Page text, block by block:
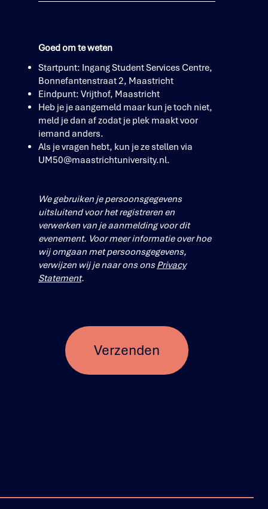
Goed om te weten
Startpunt: Ingang Student Services Centre,
Bonnefantenstraat 2, Maastricht
Eindpunt: Vrijthof, Maastricht
Heb je je aangemeld maar kun je toch niet,
meld je dan af zodat je plek maakt voor
iemand anders.
Als je vragen hebt, kun je ze stellen via
UM50@maastrichtuniversity.nl.
We gebruiken je persoonsgegevens
uitsluitend voor het registreren en
verwerken van je aanmelding voor dit
evenement. Voor meer informatie over hoe
wij omgaan met persoonsgegevens,
verwijzen wij je naar ons onsPrivacy
Statement.
Verzenden